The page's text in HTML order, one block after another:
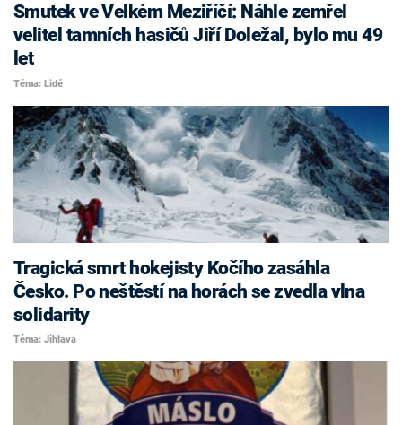
Smutek ve Velkém Meziříčí: Náhle zemřel
velitel tamních hasičů Jiří Doležal, bylo mu 49
let
Téma: Lidé
Tragická smrt hokejisty Kočího zasáhla
Česko. Po neštěstí na horách se zvedla vlna
solidarity
Téma: Jihlava